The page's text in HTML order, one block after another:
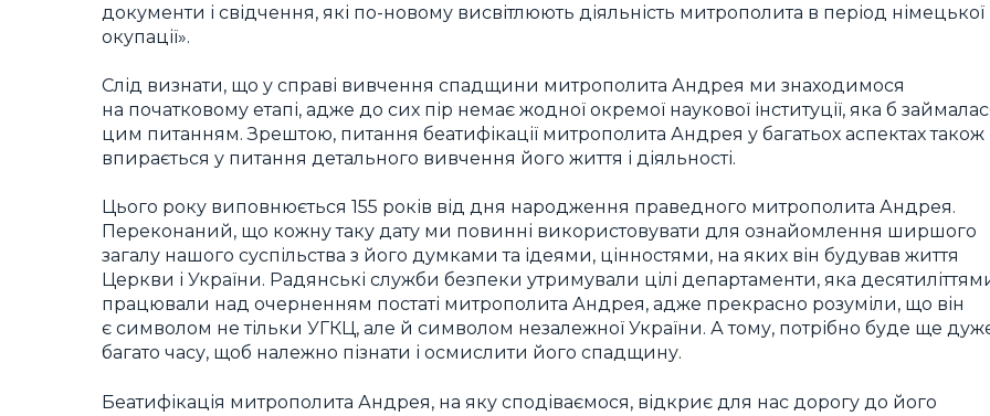
документи і свідчення, які по-новому висвітлюють діяльність митрополита в період німецької
окупації».
Слід визнати, що у справі вивчення спадщини митрополита Андрея ми знаходимося
на початковому етапі, адже до сих пір немає жодної окремої наукової інституції, яка б
цим питанням. Зрештою, питання беатифікації митрополита Андрея у багатьох аспектах також
впирається у питання детального вивчення його життя і діяльності.
Цього року виповнюється 155 років від дня народження праведного митрополита Андрея.
Переконаний, що кожну таку дату ми повинні використовувати для ознайомлення ширшого
загалу нашого суспільства з його думками та ідеями, цінностями, на яких він будував життя
Церкви і України. Радянські служби безпеки утримували цілі департаменти, яка
працювали над очерненням постаті митрополита Андрея, адже прекрасно розуміли, що він
є символом не тільки УГКЦ, але й символом незалежної України. А тому, потрібно буде ще
багато часу, щоб належно пізнати і осмислити його спадщину.
Беатифікація митрополита Андрея, на яку сподіваємося, відкриє для нас дорогу до його